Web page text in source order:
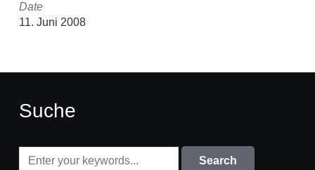
Date
11. Juni 2008
Suche